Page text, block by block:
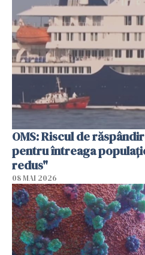
OMS: Riscul de
pentru întreaga
redus"
08 MAI 2026